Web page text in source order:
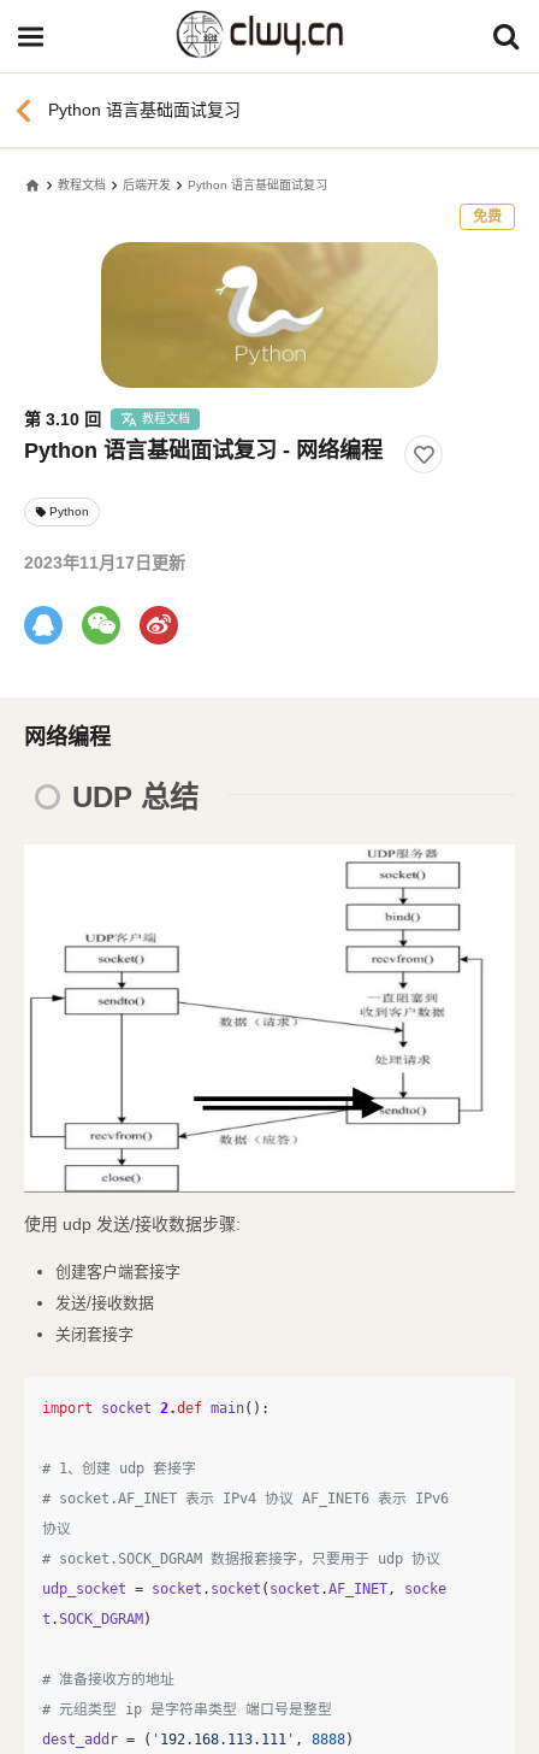
chevron_left Python 语言基础面试复习
home 教程文档 后端开发 Python 语言基础面试复习
免费
第 3.10 回 教程文档
Python 语言基础面试复习 - 网络编程
local_offer Python
2023年11月17日更新
网络编程
UDP 总结
使用 udp 发送/接收数据步骤:
创建客户端套接字
发送/接收数据
关闭套接字
import socket 2.def main():
# 1、创建 udp 套接字
# socket.AF_INET 表示 IPv4 协议 AF_INET6 表示 IPv6
协议
udp_socket = socket . socket ( socket .AF_INET,
socke
t .SOCK_DGRAM )
# 准备接收方的地址
dest_addr = ( ' 192.168.113.111 ' , 8888)